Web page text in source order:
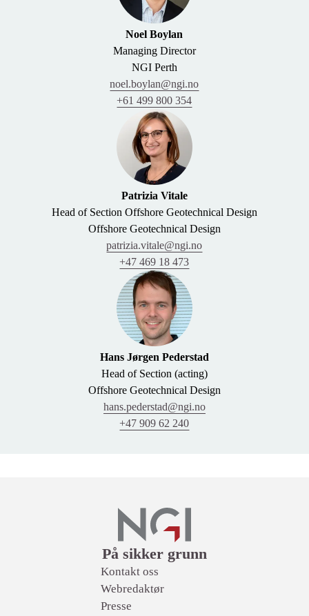
Noel Boylan
Managing Director
NGI Perth
noel.boylan@ngi.no
+61 499 800 354
Patrizia Vitale
Head of Section Offshore Geotechnical Design
Offshore Geotechnical Design
patrizia.vitale@ngi.no
+47 469 18 473
Hans Jørgen Pederstad
Head of Section (acting)
Offshore Geotechnical Design
hans.pederstad@ngi.no
+47 909 62 240
På sikker grunn
Lenker
Kontakt oss
Webredaktør
Presse